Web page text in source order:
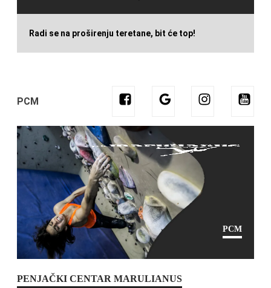
Radi se na proširenju teretane, bit će top!
PCM
PCM
PENJAČKI CENTAR MARULIANUS